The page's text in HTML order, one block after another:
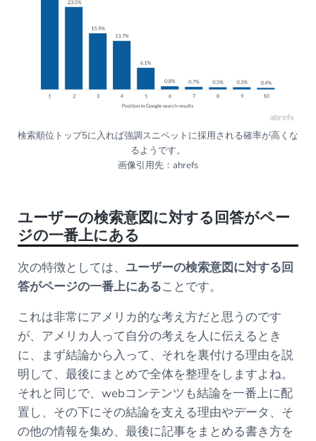
検索順位トップ5に入れば強調スニペットに採用される確率が高くな
るようです。
画像引用先：ahrefs
ユーザーの検索意図に対する回答がペー
ジの一番上にある
次の特徴としては、 ユーザーの検索意図に対する回
答がページの一番上にあることです。
これは非常にアメリカ的な考え方だと思うのです
が、アメリカ人って自分の考えを人に伝えるとき
に、まず結論から入って、それを裏付ける理由を説
明して、最後にまとめで全体を整理をしますよね。
それと同じで、webコンテンツも結論を一番上に配
置し、その下にその結論を支える理由やデータ、そ
の他の情報を集め、最後に記事をまとめる書き方を